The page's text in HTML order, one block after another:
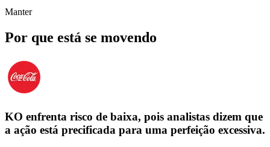
Manter
Por que está se movendo
KO enfrenta risco de baixa, pois analistas dizem que
a ação está precificada para uma perfeição excessiva.